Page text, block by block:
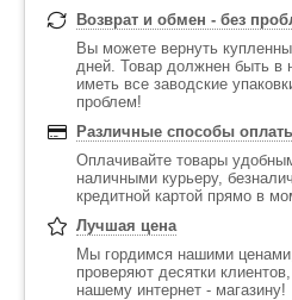
Возврат и обмен - без
Вы можете вернуть
дней. Товар должнен быть в
иметь все заводские
проблем!
Различные способы
Оплачивайте товары
наличными курьеру,
кредитной картой прямо в
Лучшая цена
Мы гордимся нашими
проверяют десятки
нашему интернет - магазину!